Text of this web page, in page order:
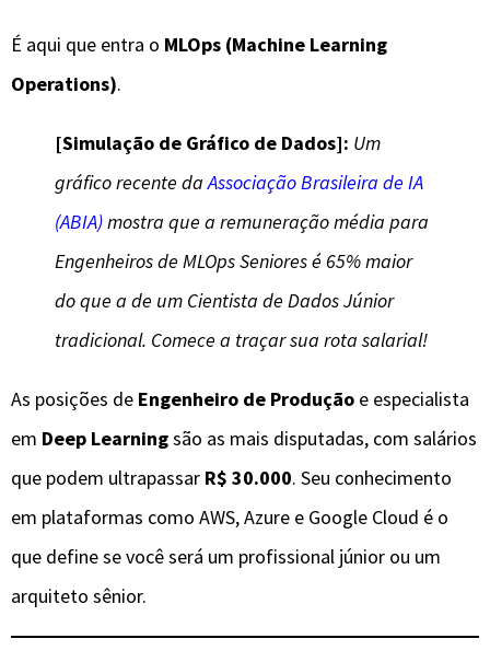
É aqui que entra o MLOps (Machine Learning
Operations).
[Simulação de Gráfico de Dados]: Um
gráfico recente daAssociação Brasileira de IA
(ABIA)mostra que a remuneração média para
Engenheiros de MLOps Seniores é 65% maior
do que a de um Cientista de Dados Júnior
tradicional. Comece a traçar sua rota salarial!
As posições de Engenheiro de Produção e especialista
em Deep Learningsão as mais disputadas, com salários
que podem ultrapassar R$ 30.000. Seu conhecimento
em plataformas como AWS, Azure e Google Cloud é o
que define se você será um profissional júnior ou um
arquiteto sênior.